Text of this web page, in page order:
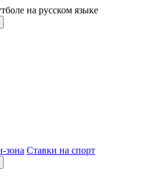
на русском языке
зона Ставки на спорт